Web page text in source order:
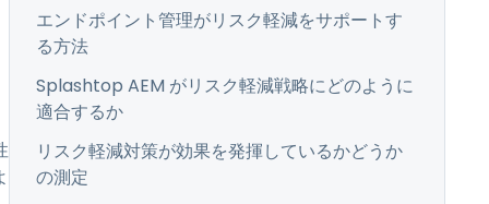
エンドポイント管理がリスク軽減をサポートす
る方法
Splashtop AEM がリスク軽減戦略にどのように
適合するか
リスク軽減対策が効果を発揮しているかどうか
の測定